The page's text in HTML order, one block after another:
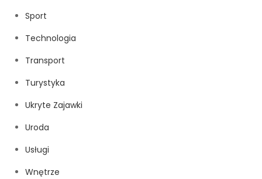
Sport
Technologia
Transport
Turystyka
Ukryte Zajawki
Uroda
Usługi
Wnętrze